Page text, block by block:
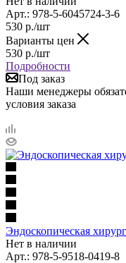
Арт.: 978-5-6045724-3-6
530 р./шт
Варианты цен
530 р./шт
Подробности
Под заказ
Наши менеджеры
условия заказа
Эндоскопическая
Нет в наличии
Арт.: 978-5-9518-0419-8